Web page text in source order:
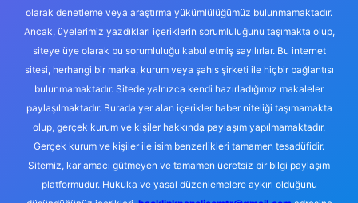
olarak denetleme veya araştırma yükümlülüğümüz bulunmamaktadır.
Ancak, üyelerimiz yazdıkları içeriklerin sorumluluğunu taşımakta olup,
siteye üye olarak bu sorumluluğu kabul etmiş sayılırlar. Bu internet
sitesi, herhangi bir marka, kurum veya şahıs şirketi ile hiçbir bağlantısı
bulunmamaktadır. Sitede yalnızca kendi hazırladığımız makaleler
paylaşılmaktadır. Burada yer alan içerikler haber niteliği taşımamakta
olup, gerçek kurum ve kişiler hakkında paylaşım yapılmamaktadır.
Gerçek kurum ve kişiler ile isim benzerlikleri tamamen tesadüfidir.
Sitemiz, kar amacı gütmeyen ve tamamen ücretsiz bir bilgi paylaşım
platformudur. Hukuka ve yasal düzenlemelere aykırı olduğunu